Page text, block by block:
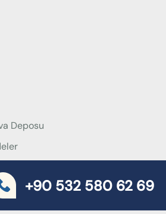
Deposu
+90 532 580 62 69